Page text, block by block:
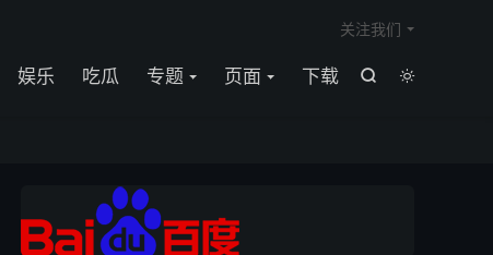


娱乐 吃瓜 专题 页面 下载
关注我们